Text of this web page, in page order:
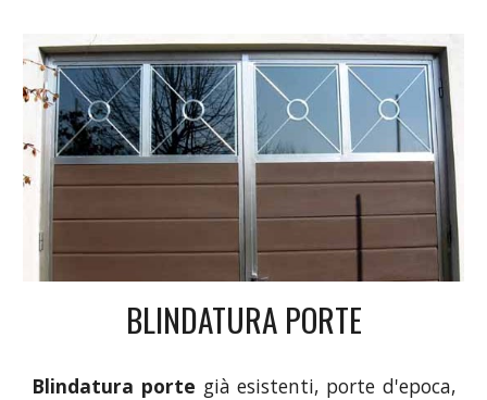
BLINDATURA PORTE
Blindatura porte già esistenti, porte d'epoca,